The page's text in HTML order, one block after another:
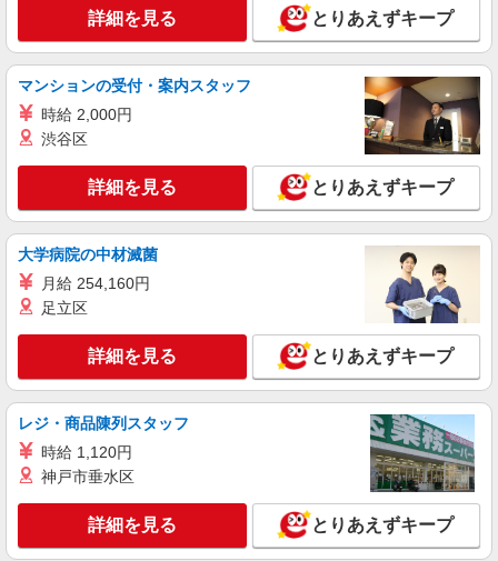
（規定あり） ゜+゜・。○。・゜+゜・。○。・゜
+゜ 入社祝い金10万円支給(規定有) お友達を紹介
頂くと, インセンティブ支給(規定有) ★月2回払
い・週払い可能（規程有）★ ゜・。○。・゜
+゜・。○。・゜+゜
長崎県諫早市のsoftbankショップ
キープ 詳細を見る
紹介予定派遣
携帯販売スタッフ【softbank】
時給1400円〜 ※残業代支給 ★交通費別途支給
（規定あり） ゜+゜・。○。・゜+゜・。○。・゜
+゜ 入社祝い金10万円支給(規定有) お友達を紹介
頂くと, インセンティブ支給(規定有) ★月2回払
い・週払い可能（規程有）★ ゜・。○。・゜
詳細を見る
株式会社シエロ
スマホ携帯販売【エーユー】
月給259200円〜300000円（経験・能力によ
る） ※研修期間6か月・時給1500円〜 ※残業代支
給 ★交通費別途支給（規定あり） ゜+゜・。
○。・゜+゜・。○。・゜+゜ 入社祝い金10万円支
給(規定有) お友達を紹介頂くと, インセンティブ支
給(規定有) ゜・。○。・゜+゜・。○。・゜+゜
キープ 詳細を見る
詳細を見る とりあえずキープ
マンションの受付・案内スタッフ
時給 2,000円
渋谷区
詳細を見る とりあえずキープ
大学病院の中材滅菌
月給 254,160円
足立区
詳細を見る とりあえずキープ
レジ・商品陳列スタッフ
時給 1,120円
神戸市垂水区
詳細を見る とりあえずキープ